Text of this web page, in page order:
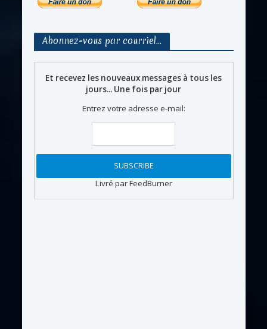
Abonnez-vous par courriel…
Et recevez les nouveaux messages à tous les
jours... Une fois par jour
Entrez votre adresse e-mail:
Livré par FeedBurner